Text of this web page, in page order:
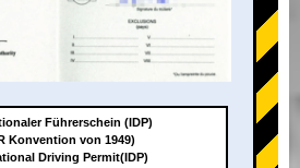
Führerschein (IDP)
Konvention von 1949)
Driving Permit(IDP)